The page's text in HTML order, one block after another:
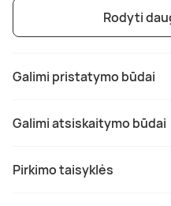
Galimi pristatymo būdai
Galimi atsiskaitymo būdai
Pirkimo taisyklės
Rodyti